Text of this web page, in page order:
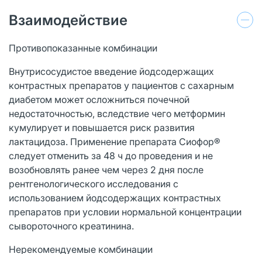
Взаимодействие
Противопоказанные комбинации
Внутрисосудистое введение йодсодержащих
контрастных препаратов у пациентов с сахарным
диабетом может осложниться почечной
недостаточностью, вследствие чего метформин
кумулирует и повышается риск развития
лактацидоза. Применение препарата Сиофор®
следует отменить за 48 ч до проведения и не
возобновлять ранее чем через 2 дня после
рентгенологического исследования с
использованием йодсодержащих контрастных
препаратов при условии нормальной концентрации
сывороточного креатинина.
Нерекомендуемые комбинации